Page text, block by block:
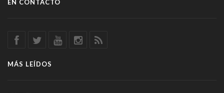
EN CONTACTO
MÁS LEÍDOS